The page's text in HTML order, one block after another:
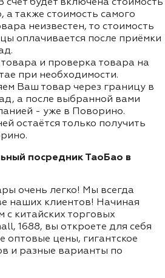
счёт будет включена стоимость
а также стоимость самого
неизвестен, то стоимость
оплачивается после приёмки
и проверка товара на
при необходимости.
Ваш товар через границу в
а после выбранной вами
- уже в Поворино.
остаётся только получить
посредник ТаоБао в
очень легко! Мы всегда
наших клиентов! Начиная
с китайских торговых
1688, вы откроете для себя
оптовые цены, гигантское
и разные варианты по